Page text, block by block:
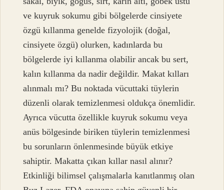
ve kuyruk sokumu gibi bölgelerde cinsiyete
özgü kıllanma genelde fizyolojik (doğal,
cinsiyete özgü) olurken, kadınlarda bu
bölgelerde iyi kıllanma olabilir ancak bu sert,
kalın kıllanma da nadir değildir. Makat kılları
alınmalı mı? Bu noktada vücuttaki tüylerin
düzenli olarak temizlenmesi oldukça önemlidir.
Ayrıca vücutta özellikle kuyruk sokumu veya
anüs bölgesinde biriken tüylerin temizlenmesi
bu sorunların önlenmesinde büyük etkiye
sahiptir. Makatta çıkan kıllar nasıl alınır?
Etkinliği bilimsel çalışmalarla kanıtlanmış olan